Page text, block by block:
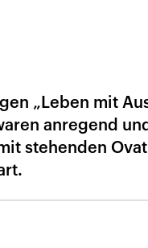
„Leben mit
anregend
stehenden